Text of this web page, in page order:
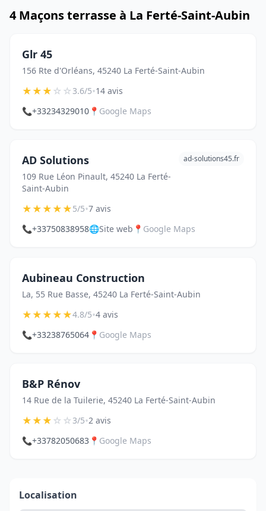
4 Maçons terrasse à La Ferté-Saint-Aubin
Glr 45
156 Rte d'Orléans, 45240 La Ferté-Saint-Aubin
★★★☆☆3.6/5•14 avis
📞+33234329010 📍 Google Maps
AD Solutions
109 Rue Léon Pinault, 45240 La Ferté-
Saint-Aubin
ad-solutions45.fr
★★★★★5/5•7 avis
📞+33750838958🌐Site web 📍 Google Maps
Aubineau Construction
La, 55 Rue Basse, 45240 La Ferté-Saint-Aubin
★★★★★4.8/5•4 avis
📞+33238765064 📍 Google Maps
B&P Rénov
14 Rue de la Tuilerie, 45240 La Ferté-Saint-Aubin
★★★☆☆3/5•2 avis
📞+33782050683 📍 Google Maps
Localisation